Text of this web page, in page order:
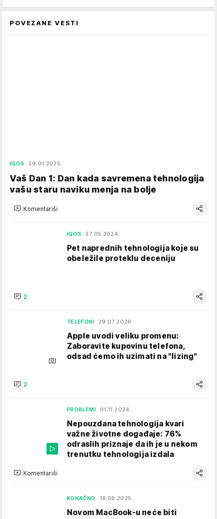
POVEZANE VESTI
IQOS 29.01.2025.
Vaš Dan 1: Dan kada savremena tehnologija
vašu staru naviku menja na bolje
Komentariši
IQOS 27.05.2024.
Pet naprednih tehnologija koje su
obeležile proteklu deceniju
2
TELEFONI 29.07.2026.
Apple uvodi veliku promenu:
Zaboravite kupovinu telefona,
odsad ćemo ih uzimati na "lizing"
2
PROBLEMI 01.11.2024.
Nepouzdana tehnologija kvari
važne životne događaje: 76%
odraslih priznaje da ih je u nekom
trenutku tehnologija izdala
Komentariši
KONAČNO 18.08.2025.
Novom MacBook-u neće biti